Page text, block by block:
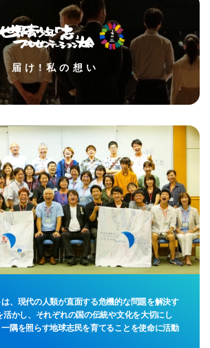
届け!私の想い
、現代の人類が直面する危機的な問題を解決す
活かし、それぞれの国の伝統や文化を大切にし
隅を照らす地球志民を育てることを使命に活動